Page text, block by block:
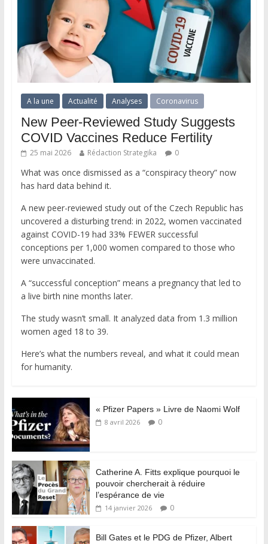
A la une Actualité Analyses Coronavirus
New Peer-Reviewed Study Suggests
COVID Vaccines Reduce Fertility
25 mai 2026 Rédaction Strategika 0
What was once dismissed as a “conspiracy theory” now
has hard data behind it.
A new peer-reviewed study out of the Czech Republic has
uncovered a disturbing trend: in 2022, women vaccinated
against COVID-19 had 33% FEWER successful
conceptions per 1,000 women compared to those who
were unvaccinated.
A “successful conception” means a pregnancy that led to
a live birth nine months later.
The study wasn’t small. It analyzed data from 1.3 million
women aged 18 to 39.
Here’s what the numbers reveal, and what it could mean
for humanity.
« Pfizer Papers » Livre de Naomi Wolf
8 avril 2026 0
Catherine A. Fitts explique pourquoi le
pouvoir chercherait à réduire
l’espérance de vie
14 janvier 2026 0
Bill Gates et le PDG de Pfizer, Albert